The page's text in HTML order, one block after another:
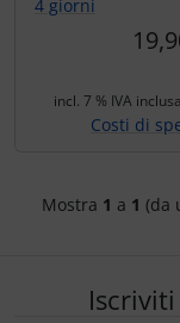
4 giorni
incl. 7 % IVA
Costi di
Mostra 1 a 1 (da
Pellicole di
Pulitore per
Rilassamento
Mappe di rilievo